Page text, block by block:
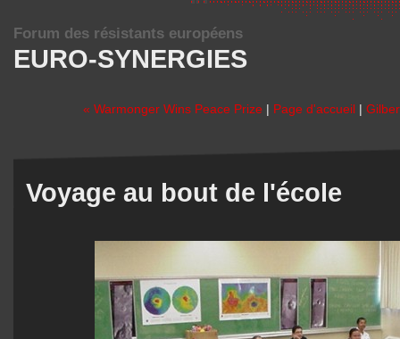
EURO-SYNERGIES
Forum des résistants européens
« Warmonger Wins Peace Prize | Page d'accueil |
Voyage au bout de l'école